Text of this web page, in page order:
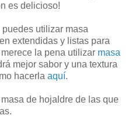
es delicioso!
utilizar masa
extendidas y listas para
la pena utilizar masa
mejor sabor y una textura
hacerla aquí.
de hojaldre de las que